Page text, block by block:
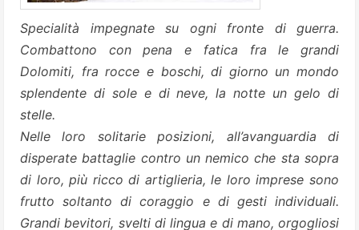
Specialità impegnate su ogni fronte di guerra.
Combattono con pena e fatica fra le grandi
Dolomiti, fra rocce e boschi, di giorno un mondo
splendente di sole e di neve, la notte un gelo di
stelle.
Nelle loro solitarie posizioni, all’avanguardia di
disperate battaglie contro un nemico che sta sopra
di loro, più ricco di artiglieria, le loro imprese sono
frutto soltanto di coraggio e di gesti individuali.
Grandi bevitori, svelti di lingua e di mano, orgogliosi